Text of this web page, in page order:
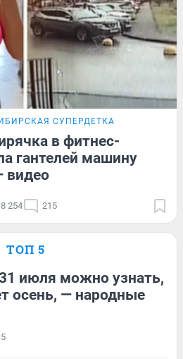
СУПЕРДЕТКА
в фитнес-
гантелей машину
видео
254 215
ТОП 5
июля можно узнать,
осень, — народные